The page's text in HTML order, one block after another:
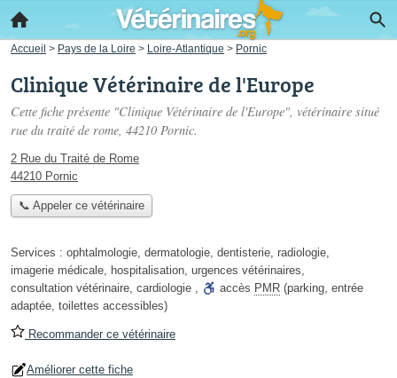
Accueil > Pays de la Loire > Loire-Atlantique > Pornic
Clinique Vétérinaire de l'Europe
Cette fiche présente "Clinique Vétérinaire de l'Europe", vétérinaire situé
rue du traité de rome, 44210 Pornic.
2 Rue du Traité de Rome
44210 Pornic
📞 Appeler ce vétérinaire
Services : ophtalmologie, dermatologie, dentisterie, radiologie,
imagerie médicale, hospitalisation, urgences vétérinaires,
consultation vétérinaire, cardiologie , accès PMR (parking, entrée
adaptée, toilettes accessibles)
Recommander ce vétérinaire
Améliorer cette fiche